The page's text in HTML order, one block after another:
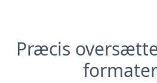
Præcis